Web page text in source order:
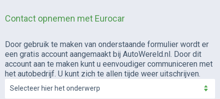
Contact opnemen met Eurocar
Door gebruik te maken van onderstaande formulier wordt er
een gratis account aangemaakt bij AutoWereld.nl. Door dit
account aan te maken kunt u eenvoudiger communiceren met
het autobedrijf. U kunt zich te allen tijde weer uitschrijven.
Selecteer hier het onderwerp